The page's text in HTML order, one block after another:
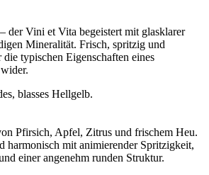
der Vini et Vita begeistert mit glasklarer
Mineralität. Frisch, spritzig und
die typischen Eigenschaften eines
blasses Hellgelb.
Pfirsich, Apfel, Zitrus und frischem Heu.
harmonisch mit animierender Spritzigkeit,
einer angenehm runden Struktur.